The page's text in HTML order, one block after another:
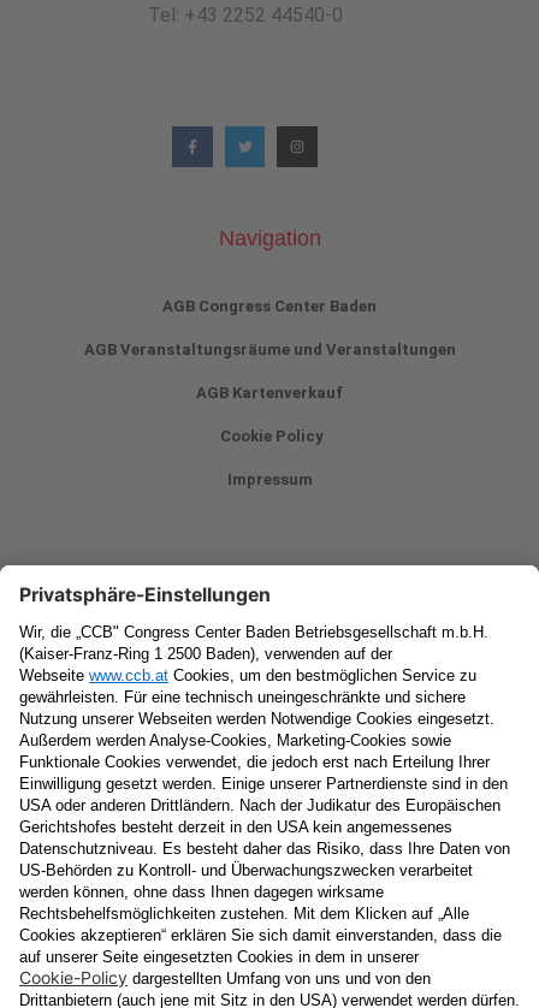
Tel: +43 2252 44540-0
Navigation
AGB Congress Center Baden
AGB Veranstaltungsräume und Veranstaltungen
AGB Kartenverkauf
Cookie Policy
Impressum
Newsletter
Vorname
Nachname
E-Mail
Datenschutzerklärung
Ja , ich erlaube, dass meine personenbezogenen Daten, nämlich
Name undE-Mail-Adressefür personalisierte Zusendungen per E-
Mail, die Informationen über Events und das
Veranstaltungsprogramm vom Congress Center Baden
enthalten, von der "CCB" Congress Center Baden
Betriebsgesellschaft m.b.H. verarbeitet werden.